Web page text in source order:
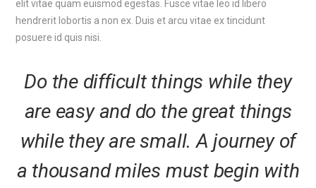
elit vitae quam euismod egestas. Fusce vitae leo id libero
hendrerit lobortis a non ex. Duis et arcu vitae ex tincidunt
posuere id quis nisi.
Do the difficult things while they
are easy and do the great things
while they are small. A journey of
a thousand miles must begin with